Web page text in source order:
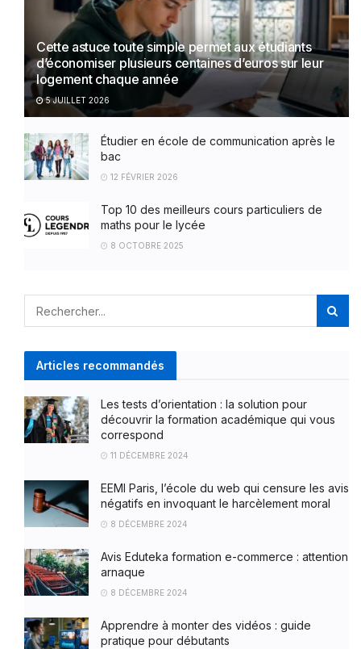
Cette astuce toute simple permet aux étudiants
d’économiser plusieurs centaines d’euros sur leur
logement chaque année
5 JUILLET 2026
Étudier en école de communication après le
bac
12 FÉVRIER 2026
Top 10 des meilleurs cours particuliers de
maths pour le lycée
8 OCTOBRE 2025
Articles recommandés
Les tests d’orientation : la solution pour
découvrir la formation académique qui vous
correspond
11 DÉCEMBRE 2024
EEMI Paris, l’école du web qui censure les avis
négatifs en invoquant le harcèlement moral
8 DÉCEMBRE 2024
Avis Eduteka formation e-commerce : attention
arnaque
8 DÉCEMBRE 2024
Apprendre à monter des vidéos : guide
pratique pour débutants